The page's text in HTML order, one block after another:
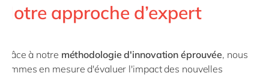
Notre approche d’expert
Grâce à notre méthodologie d'innovation éprouvée, nous
sommes en mesure d'évaluer l'impact des nouvelles